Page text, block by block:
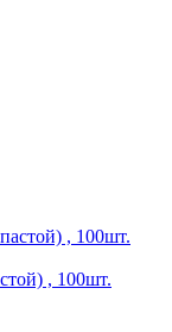
, 100шт.